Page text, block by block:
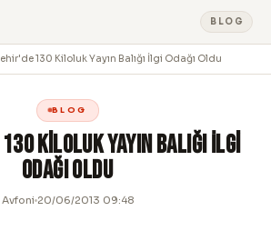
BLOG
130 Kiloluk Yayın Balığı İlgi Odağı Oldu
BLOG
Kiloluk Yayın Balığı İlgi
Odağı Oldu
Avfoni 20/06/2013 09:48